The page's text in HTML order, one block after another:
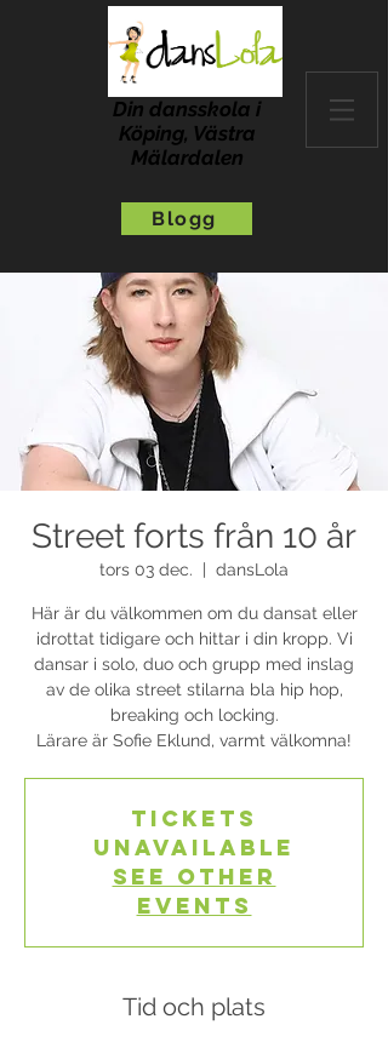
Din dansskola i
Köping, Västra
Mälardalen
Blogg
Street forts från 10 år
tors 03 dec. dansLola
Här är du välkommen om du dansat eller
idrottat tidigare och hittar i din kropp. Vi
dansar i solo, duo och grupp med inslag
av de olika street stilarna bla hip hop,
breaking och locking.
Lärare är Sofie Eklund, varmt välkomna!
Tickets
Unavailable
See other
events
Tid och plats